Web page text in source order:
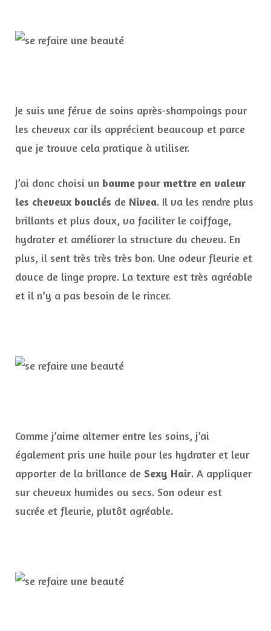
Je suis une férue de soins après-shampoings pour
les cheveux car ils apprécient beaucoup et parce
que je trouve cela pratique à utiliser.
J’ai donc choisi un baume pour mettre en valeur
les cheveux bouclés de Nivea. Il va les rendre plus
brillants et plus doux, va faciliter le coiffage,
hydrater et améliorer la structure du cheveu. En
plus, il sent très très très bon. Une odeur fleurie et
douce de linge propre. La texture est très agréable
et il n’y a pas besoin de le rincer.
Comme j’aime alterner entre les soins, j’ai
également pris une huile pour les hydrater et leur
apporter de la brillance de Sexy Hair. A appliquer
sur cheveux humides ou secs. Son odeur est
sucrée et fleurie, plutôt agréable.